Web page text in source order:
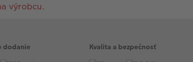
výrobcu.
dodanie Kvalita a bezpečnosť